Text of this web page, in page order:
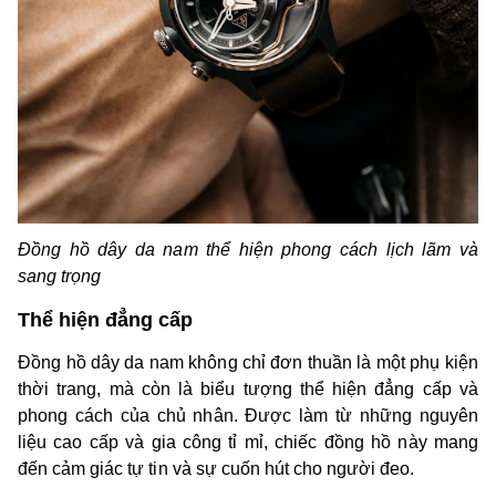
Đồng hồ dây da nam thể hiện phong cách lịch lãm và
sang trọng
Thể hiện đẳng cấp
Đồng hồ dây da nam không chỉ đơn thuần là một phụ kiện
thời trang, mà còn là biểu tượng thể hiện đẳng cấp và
phong cách của chủ nhân. Được làm từ những nguyên
liệu cao cấp và gia công tỉ mỉ, chiếc đồng hồ này mang
đến cảm giác tự tin và sự cuốn hút cho người đeo.